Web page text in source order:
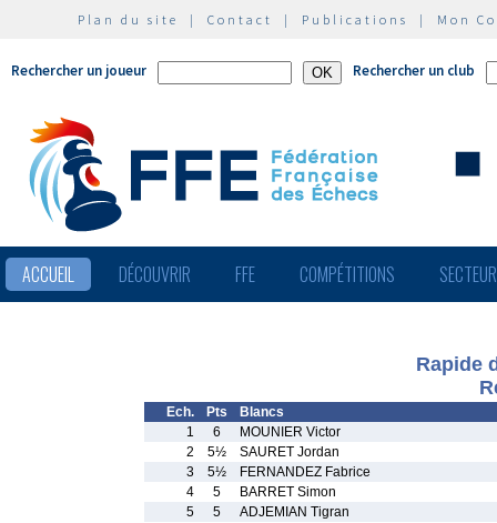
Plan du site | Contact | Publications | Mon
Rechercher un joueur Rechercher un club
ACCUEIL DÉCOUVRIR FFE COMPÉTITIONS
Rapide
Ech. Pts
Blancs
1
6
MOUNIER Victor
2
5½
SAURET Jordan
3
5½
FERNANDEZ Fabrice
4
5
BARRET Simon
5
5
ADJEMIAN Tigran